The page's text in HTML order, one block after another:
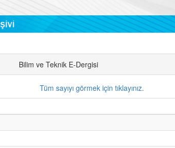
Bilim ve Teknik E-Dergisi
Tüm sayıyı görmek için tıklayınız.